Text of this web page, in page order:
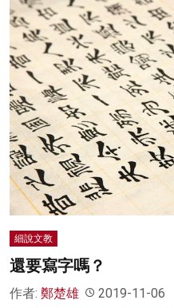
細說文教
還要寫字嗎？
作者: 鄭楚雄 2019-11-06